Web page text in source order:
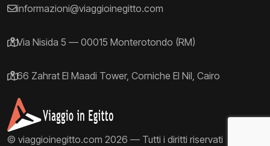
informazioni@viaggioinegitto.com
Via Nisida 5 — 00015 Monterotondo (RM)
66 Zahrat El Maadi Tower, Corniche El Nil, Cairo
© viaggioinegitto.com 2026 — Tutti i diritti riservati